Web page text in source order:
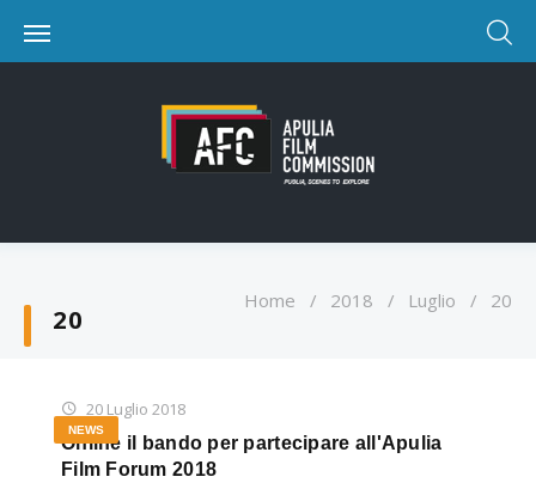
20
Home / 2018 / Luglio / 20
20 Luglio 2018
NEWS
Online il bando per partecipare all'Apulia
Film Forum 2018